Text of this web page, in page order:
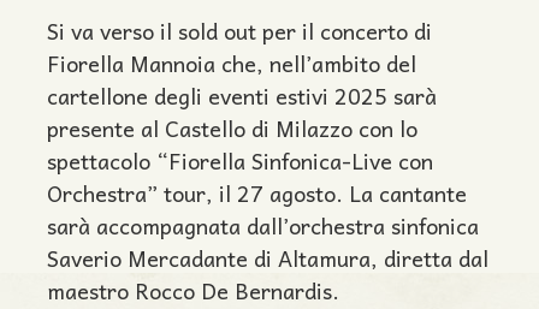
Si va verso il sold out per il concerto di
Fiorella Mannoia che, nell’ambito del
cartellone degli eventi estivi 2025 sarà
presente al Castello di Milazzo con lo
spettacolo “Fiorella Sinfonica-Live con
Orchestra” tour, il 27 agosto. La cantante
sarà accompagnata dall’orchestra sinfonica
Saverio Mercadante di Altamura, diretta dal
maestro Rocco De Bernardis.